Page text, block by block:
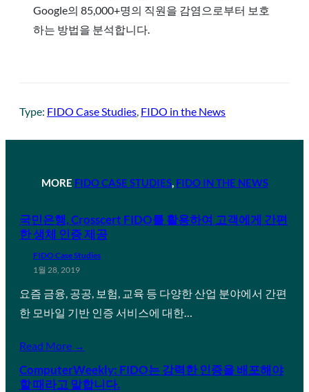
Google의 85,000+명의 직원을 감염으로부터 보호
하는 방법을 분석합니다.
Type: FIDO Case Studies FIDO in the News
MORE FIDO CASE STUDIES, FIDO IN THE NEWS
국민은행, Crosscert FIDO를 활용하여 고객에게 간편
한 생체 인증 제공
FIDO Case Studies
1월 28, 2019
요즘 금융, 공공, 보험, 교육 등 다양한 산업 분야에서 간편
한 모바일 기반 인증 서비스에 대한…
Read More →
ComputerWeekly: FIDO는 강력한 인증을 배포해야
할 때라고 말합니다.